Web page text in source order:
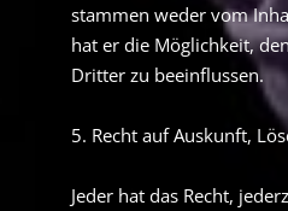
stammen weder vom
hat er die Möglichkeit,
Dritter zu beeinflussen.
5. Recht auf Auskunft,
Jeder hat das Recht,